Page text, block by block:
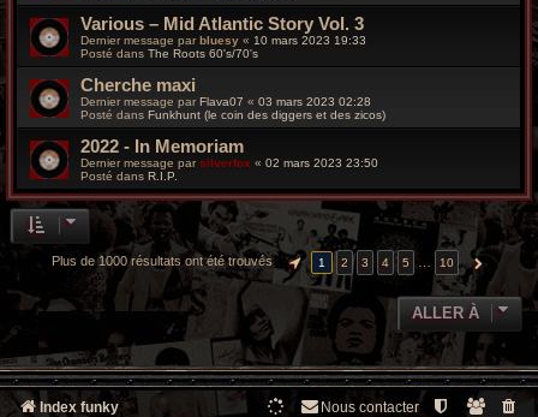
Various – Mid Atlantic Story Vol. 3
Dernier message parbluesy « 10 mars 2023 19:33
Posté dans The Roots 60's/70's
Cherche maxi
Dernier message par Flava07 « 03 mars 2023 02:28
Posté dans Funkhunt (le coin des diggers et des zicos)
2022 - In Memoriam
Dernier message parsilverfox « 02 mars 2023 23:50
Posté dans R.I.P.
Plus de 1000 résultats ont été trouvés PAGE SUR10
1 2 3 4 5 … 10 SUIVANTE
ALLER À
Index funky Nous contacter